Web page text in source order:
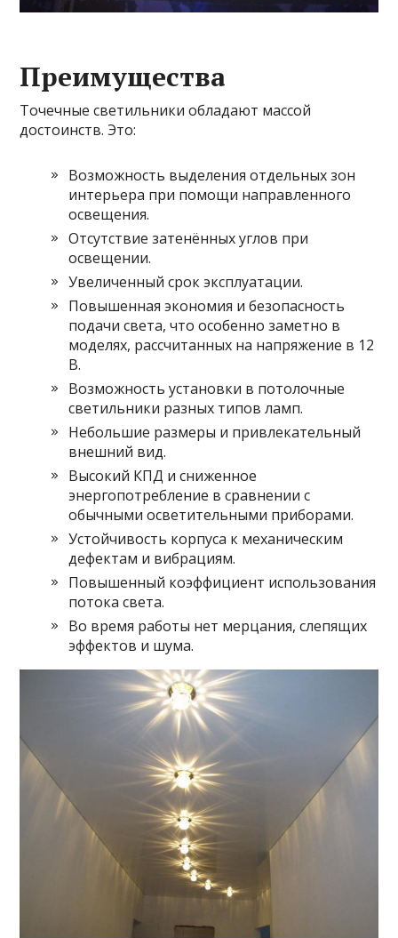
Преимущества
Точечные светильники обладают массой
достоинств. Это:
Возможность выделения отдельных зон
интерьера при помощи направленного
освещения.
Отсутствие затенённых углов при
освещении.
Увеличенный срок эксплуатации.
Повышенная экономия и безопасность
подачи света, что особенно заметно в
моделях, рассчитанных на напряжение в 12
В.
Возможность установки в потолочные
светильники разных типов ламп.
Небольшие размеры и привлекательный
внешний вид.
Высокий КПД и сниженное
энергопотребление в сравнении с
обычными осветительными приборами.
Устойчивость корпуса к механическим
дефектам и вибрациям.
Повышенный коэффициент использования
потока света.
Во время работы нет мерцания, слепящих
эффектов и шума.